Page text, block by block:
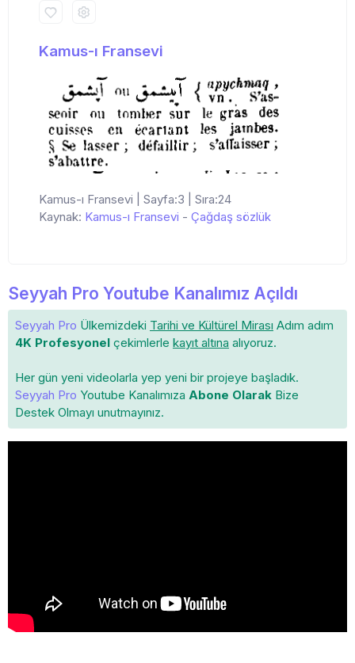
Kamus-ı Fransevi
Kamus-ı Fransevi | Sayfa:3 | Sıra:24
Kaynak: Kamus-ı Fransevi - Çağdaş sözlük
Seyyah Pro Youtube Kanalımız Açıldı
Seyyah Pro Ülkemizdeki Tarihi ve Kültürel Mirası Adım adım
4K Profesyonel çekimlerle kayıt altına alıyoruz.
Her gün yeni videolarla yep yeni bir projeye başladık.
Seyyah Pro Youtube Kanalımıza Abone Olarak Bize
Destek Olmayı unutmayınız.